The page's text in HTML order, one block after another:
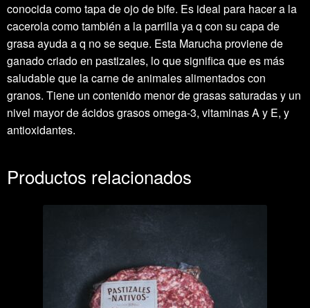
conocida como tapa de ojo de bife. Es ideal para hacer a la
cacerola como también a la parrilla ya q con su capa de
grasa ayuda a q no se seque. Esta Marucha proviene de
ganado criado en pastizales, lo que significa que es más
saludable que la carne de animales alimentados con
granos. Tiene un contenido menor de grasas saturadas y un
nivel mayor de ácidos grasos omega-3, vitaminas A y E, y
antioxidantes.
Productos relacionados